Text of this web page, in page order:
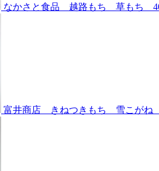
なかさと食品 越路もち 草もち
富井商店 きねつきもち 雪こが